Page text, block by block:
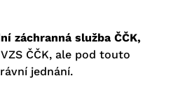
záchranná služba ČČK,
ČČK, ale pod touto
jednání.